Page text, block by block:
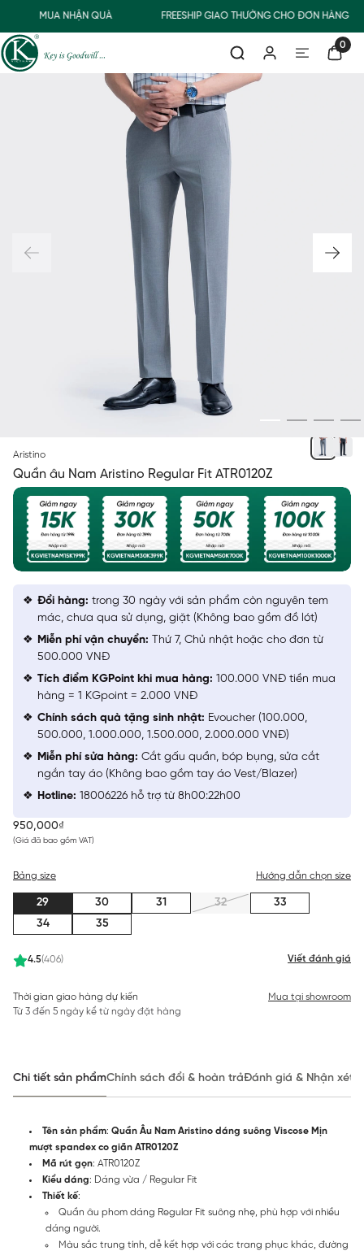
MUA NHẬN QUÀ FREESHIP GIAO THƯỜNG CHO ĐƠN HÀNG
0
Aristino
Quần âu Nam Aristino Regular Fit ATR0120Z
950,000₫
(Giá đã bao gồm VAT)
4.5(406) Viết đánh giá
Bảng size Hướng dẫn chọn size
29 30 31 32
33
34
35
Thời gian giao hàng dự kiến
Từ 3 đến 5 ngày kể từ ngày đặt hàng
Mua tại showroom
Đổi hàng: trong 30 ngày với sản phẩm còn nguyên tem
mác, chưa qua sử dụng, giặt (Không bao gồm đồ lót)
Miễn phí vận chuyển: Thứ 7, Chủ nhật hoặc cho đơn từ
500.000 VNĐ
Tích điểm KGPoint khi mua hàng: 100.000 VNĐ tiền mua
hàng = 1 KGpoint = 2.000 VNĐ
Chính sách quà tặng sinh nhật: Evoucher (100.000,
500.000, 1.000.000, 1.500.000, 2.000.000 VNĐ)
Miễn phí sửa hàng: Cắt gấu quần, bóp bụng, sửa cắt
ngắn tay áo (Không bao gồm tay áo Vest/Blazer)
Hotline: 18006226 hỗ trợ từ 8h00:22h00
Chi tiết sản phẩmChính sách đổi & hoàn trảĐánh giá & Nhận xét
Tên sản phẩm: Quần Âu Nam Aristino dáng suông Viscose Mịn
mượt spandex co giãn ATR0120Z
Mã rút gọn: ATR0120Z
Kiểu dáng: Dáng vừa / Regular Fit
Thiết kế:
Quần âu phom dáng Regular Fit suông nhẹ, phù hợp với nhiều
dáng người.
Màu sắc trung tính, dễ kết hợp với các trang phục khác, đường